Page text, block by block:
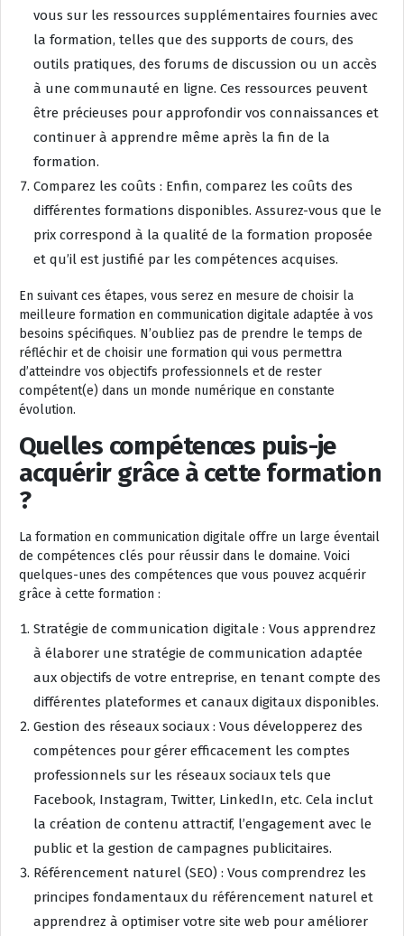
vous sur les ressources supplémentaires fournies avec
la formation, telles que des supports de cours, des
outils pratiques, des forums de discussion ou un accès
à une communauté en ligne. Ces ressources peuvent
être précieuses pour approfondir vos connaissances et
continuer à apprendre même après la fin de la
formation.
Comparez les coûts : Enfin, comparez les coûts des
différentes formations disponibles. Assurez-vous que le
prix correspond à la qualité de la formation proposée
et qu’il est justifié par les compétences acquises.
En suivant ces étapes, vous serez en mesure de choisir la
meilleure formation en communication digitale adaptée à vos
besoins spécifiques. N’oubliez pas de prendre le temps de
réfléchir et de choisir une formation qui vous permettra
d’atteindre vos objectifs professionnels et de rester
compétent(e) dans un monde numérique en constante
évolution.
Quelles compétences puis-je
acquérir grâce à cette formation
?
La formation en communication digitale offre un large éventail
de compétences clés pour réussir dans le domaine. Voici
quelques-unes des compétences que vous pouvez acquérir
grâce à cette formation :
Stratégie de communication digitale : Vous apprendrez
à élaborer une stratégie de communication adaptée
aux objectifs de votre entreprise, en tenant compte des
différentes plateformes et canaux digitaux disponibles.
Gestion des réseaux sociaux : Vous développerez des
compétences pour gérer efficacement les comptes
professionnels sur les réseaux sociaux tels que
Facebook, Instagram, Twitter, LinkedIn, etc. Cela inclut
la création de contenu attractif, l’engagement avec le
public et la gestion de campagnes publicitaires.
Référencement naturel (SEO) : Vous comprendrez les
principes fondamentaux du référencement naturel et
apprendrez à optimiser votre site web pour améliorer